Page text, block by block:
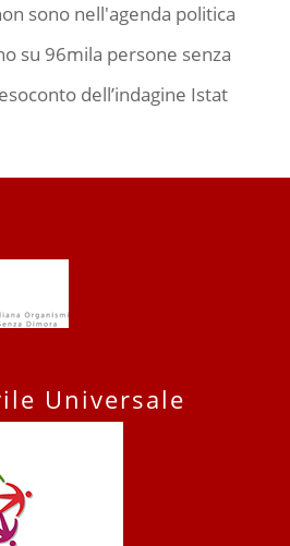
sono nell'agenda politica
su 96mila persone senza
dell’indagine Istat
Universale